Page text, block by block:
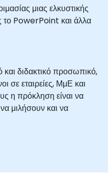
μιας ελκυστικής
το PowerPoint και άλλα
και διδακτικό προσωπικό,
σε εταιρείες, ΜμΕ και
η πρόκληση είναι να
μιλήσουν και να